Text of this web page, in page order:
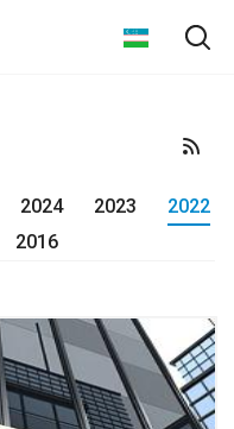
2024 2023
2022
2016